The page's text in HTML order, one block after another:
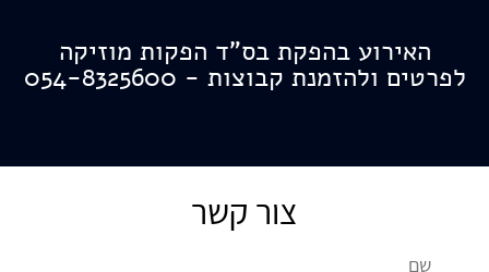
האירוע בהפקת בס"ד הפקות מוזיקה
לפרטים ולהזמנת קבוצות - 054-8325600
צור קשר